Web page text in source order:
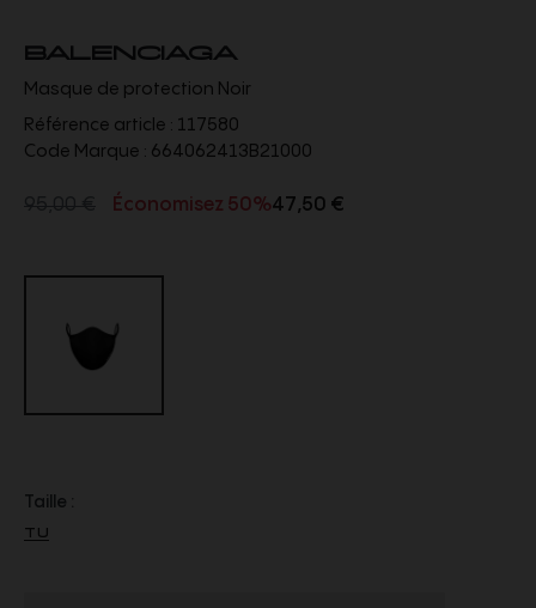
BALENCIAGA
Masque de protection Noir
Référence article : 117580
Code Marque : 664062413B21000
Économisez 50%47,50 €
Taille :
TU